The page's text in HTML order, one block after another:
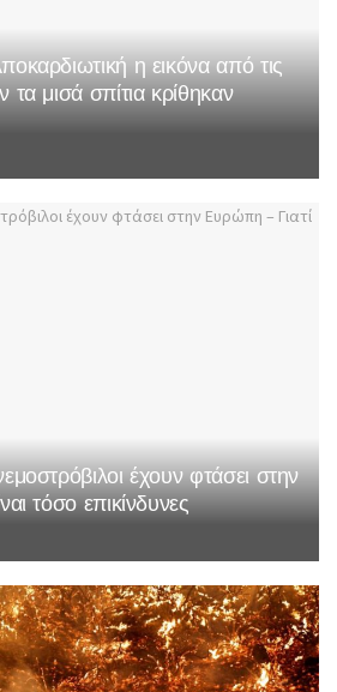
η εικόνα από τις
τα μισά σπίτια κρίθηκαν
έχουν φτάσει στην
τόσο επικίνδυνες